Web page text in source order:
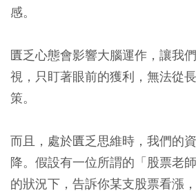
感。
匱乏心態會影響大腦運作，讓我
視，只盯著眼前的獲利，無法從
策。
而且，處於匱乏思維時，我們的
降。假設有一位所謂的「股票老
的狀況下，告訴你某支股票看漲